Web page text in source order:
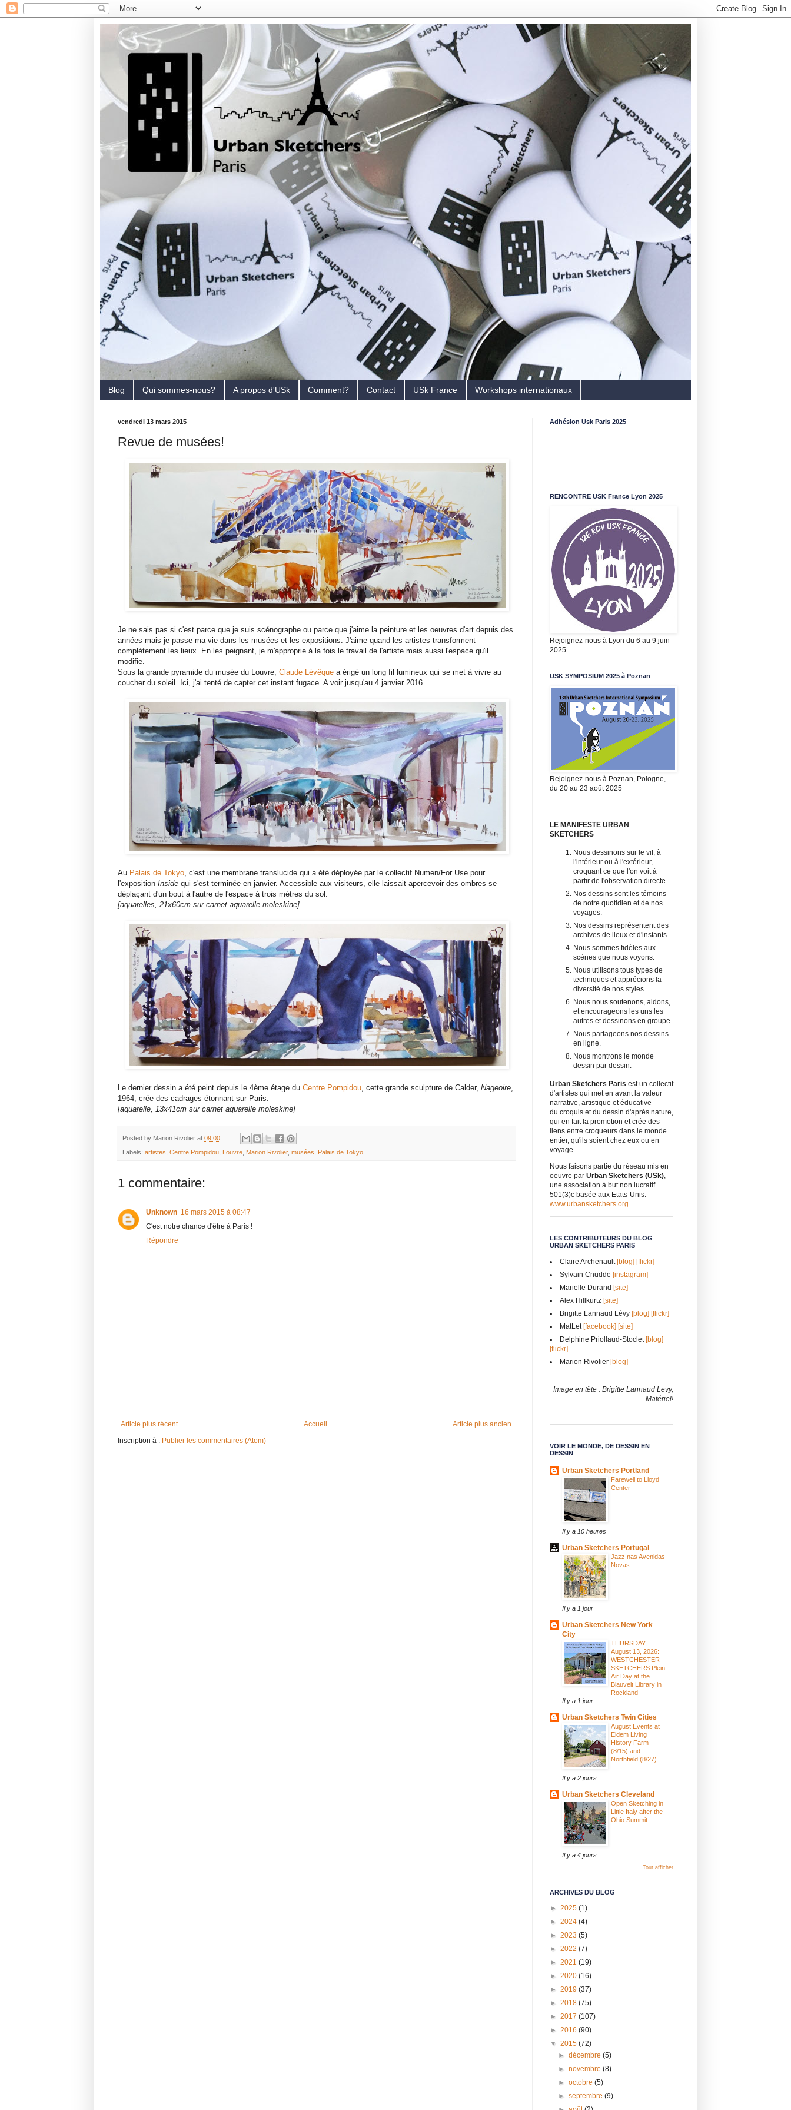
Blog Qui sommes-nous? A propos d'USk Comment? Contact USk France Workshops internationaux
vendredi 13 mars 2015
Revue de musées!
Je ne sais pas si c'est parce que je suis scénographe ou parce que j'aime la peinture et les oeuvres d'art depuis des
années mais je passe ma vie dans les musées et les expositions. J'aime quand les artistes transforment
complètement les lieux. En les peignant, je m'approprie à la fois le travail de l'artiste mais aussi l'espace qu'il
modifie.
Sous la grande pyramide du musée du Louvre, Claude Lévêque a érigé un long fil lumineux qui se met à vivre au
coucher du soleil. Ici, j'ai tenté de capter cet instant fugace. A voir jusqu'au 4 janvier 2016.
Au Palais de Tokyo, c'est une membrane translucide qui a été déployée par le collectif Numen/For Use pour
l'exposition Inside qui s'est terminée en janvier. Accessible aux visiteurs, elle laissait apercevoir des ombres se
déplaçant d'un bout à l'autre de l'espace à trois mètres du sol.
[aquarelles, 21x60cm sur carnet aquarelle moleskine]
Le dernier dessin a été peint depuis le 4ème étage du Centre Pompidou, cette grande sculpture de Calder, Nageoire,
1964, crée des cadrages étonnant sur Paris.
[aquarelle, 13x41cm sur carnet aquarelle moleskine]
Posted by Marion Rivolier at 09:00
Labels: artistes Centre Pompidou Louvre Marion Rivolier, musées Palais de Tokyo
1 commentaire:
Unknown 16 mars 2015 à 08:47
C'est notre chance d'être à Paris !
Répondre
Article plus récent Article plus ancien
Accueil
Inscription à : Publier les commentaires (Atom)
Adhésion Usk Paris 2025
RENCONTRE USK France Lyon 2025
Rejoignez-nous à Lyon du 6 au 9 juin
2025
USK SYMPOSIUM 2025 à Poznan
Rejoignez-nous à Poznan, Pologne,
du 20 au 23 août 2025
LE MANIFESTE URBAN
SKETCHERS
Nous dessinons sur le vif, à
l'intérieur ou à l'extérieur,
croquant ce que l'on voit à
partir de l'observation directe.
Nos dessins sont les témoins
de notre quotidien et de nos
voyages.
Nos dessins représentent des
archives de lieux et d'instants.
Nous sommes fidèles aux
scènes que nous voyons.
Nous utilisons tous types de
techniques et apprécions la
diversité de nos styles.
Nous nous soutenons, aidons,
et encourageons les uns les
autres et dessinons en groupe.
Nous partageons nos dessins
en ligne.
Nous montrons le monde
dessin par dessin.
Urban Sketchers Paris est un collectif
d'artistes qui met en avant la valeur
narrative, artistique et éducative
du croquis et du dessin d'après nature,
qui en fait la promotion et crée des
liens entre croqueurs dans le monde
entier, qu'ils soient chez eux ou en
voyage.
Nous faisons partie du réseau mis en
oeuvre par Urban Sketchers (USk)
une association à but non lucratif
501(3)c basée aux Etats-Unis.
www.urbansketchers.org
LES CONTRIBUTEURS DU BLOG
URBAN SKETCHERS PARIS
Claire Archenault[blog] [flickr]
Sylvain Cnudde [instagram]
Marielle Durand [site]
Alex Hillkurtz [site]
Brigitte Lannaud Lévy [blog] [flickr]
MatLet[facebook] [site]
Delphine Priollaud-Stoclet[blog]
[flickr]
Marion Rivolier [blog]
Image en tête : Brigitte Lannaud Levy,
Matériel!
VOIR LE MONDE, DE DESSIN EN
DESSIN
Urban Sketchers Portland
Farewell to Lloyd
Center
Il y a 10 heures
Urban Sketchers Portugal
Jazz nas Avenidas
Novas
Il y a 1 jour
Urban Sketchers New York
City
THURSDAY,
August 13, 2026:
WESTCHESTER
SKETCHERS Plein
Air Day at the
Blauvelt Library in
Rockland
Il y a 1 jour
Urban Sketchers Twin Cities
August Events at
Eidem Living
History Farm
(8/15) and
Northfield (8/27)
Il y a 2 jours
Urban Sketchers Cleveland
Open Sketching in
Little Italy after the
Ohio Summit
Il y a 4 jours
Tout afficher
ARCHIVES DU BLOG
► 2025 (1)
► 2024 (4)
► 2023 (5)
► 2022 (7)
► 2021 (19)
► 2020 (16)
► 2019 (37)
► 2018 (75)
► 2017 (107)
► 2016 (90)
▼ 2015 (72)
►décembre(5)
►novembre(8)
►octobre(5)
►septembre(9)